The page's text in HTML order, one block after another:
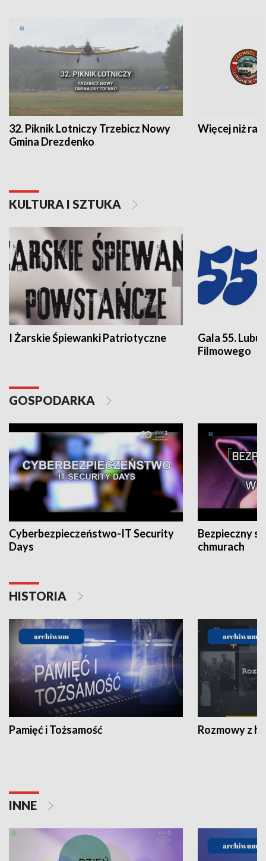
32. Piknik Lotniczy Trzebicz Nowy
Gmina Drezdenko
Więcej niż rajd
KULTURA I SZTUKA
I Żarskie Śpiewanki Patriotyczne
Gala 55.
Filmowego
GOSPODARKA
Cyberbezpieczeństwo-IT Security
Days
Bezpieczny
chmurach
HISTORIA
Pamięć i Tożsamość Rozmowy z
INNE